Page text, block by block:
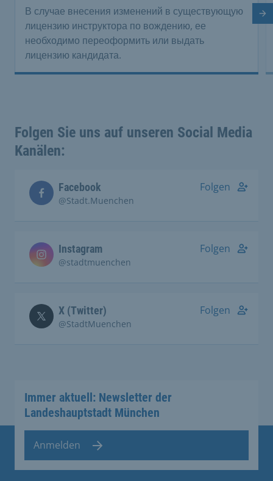
В случае внесения изменений в существующую
лицензию инструктора по вождению, ее
необходимо переоформить или выдать
лицензию кандидата.
Folgen Sie uns auf unseren Social Media
Kanälen:
Facebook
@Stadt.Muenchen
Folgen
Instagram
@stadtmuenchen
Folgen
X (Twitter)
@StadtMuenchen
Folgen
Immer aktuell: Newsletter der
Landeshauptstadt München
Anmelden